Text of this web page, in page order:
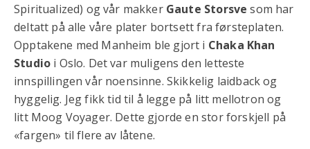
Spiritualized) og vår makker Gaute Storsve som har
deltatt på alle våre plater bortsett fra førsteplaten.
Opptakene med Manheim ble gjort i Chaka Khan
Studio i Oslo. Det var muligens den letteste
innspillingen vår noensinne. Skikkelig laidback og
hyggelig. Jeg fikk tid til å legge på litt mellotron og
litt Moog Voyager. Dette gjorde en stor forskjell på
«fargen» til flere av låtene.